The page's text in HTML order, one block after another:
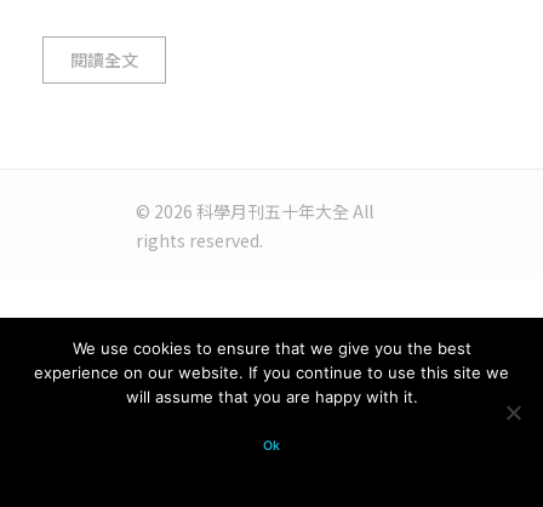
閱讀全文
© 2026 科學月刊五十年大全 All
rights reserved.
We use cookies to ensure that we give you the best
experience on our website. If you continue to use this site we
will assume that you are happy with it.
Ok